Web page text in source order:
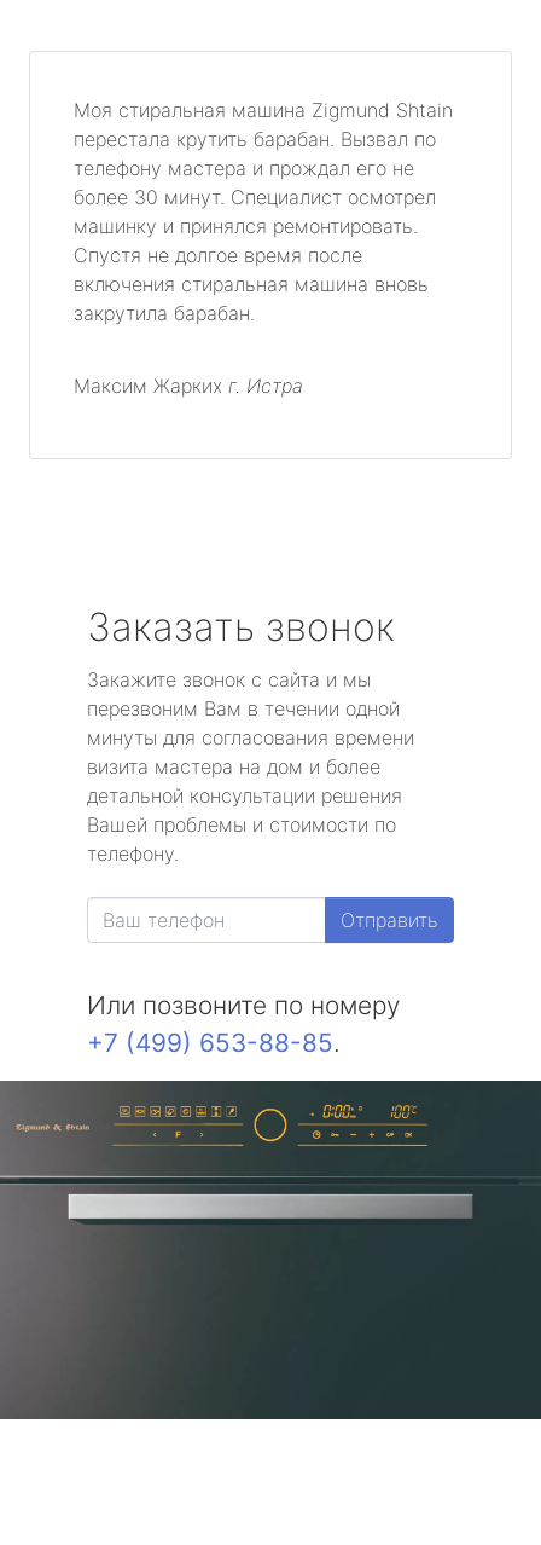
Моя стиральная машина Zigmund Shtain
перестала крутить барабан. Вызвал по
телефону мастера и прождал его не
более 30 минут. Специалист осмотрел
машинку и принялся ремонтировать.
Спустя не долгое время после
включения стиральная машина вновь
закрутила барабан.
Максим Жарких г. Истра
Заказать звонок
Закажите звонок с сайта и мы
перезвоним Вам в течении одной
минуты для согласования времени
визита мастера на дом и более
детальной консультации решения
Вашей проблемы и стоимости по
телефону.
Отправить
Или позвоните по номеру
+7 (499) 653-88-85.